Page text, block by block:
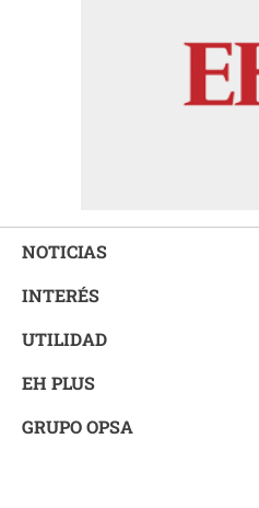
NOTICIAS
INTERÉS
UTILIDAD
EH PLUS
GRUPO OPSA